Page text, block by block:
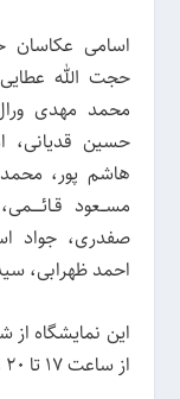
اسامی عکاسان
حجت الله
محمد مهدی
حسین
هاشم پور، محمد
مســعود
صفدری، جواد
احمد ظهرابی،
از ساعت 17 تا 20 عصر در نگارخانه فرهنگ دایر خواهد بود.